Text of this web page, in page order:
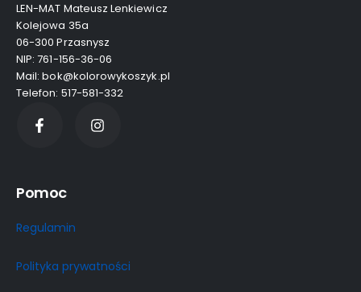
LEN-MAT Mateusz Lenkiewicz
Kolejowa 35a
06-300 Przasnysz
NIP: 761-156-36-06
Mail: bok@kolorowykoszyk.pl
Telefon: 517-581-332
Pomoc
Regulamin
Polityka prywatności